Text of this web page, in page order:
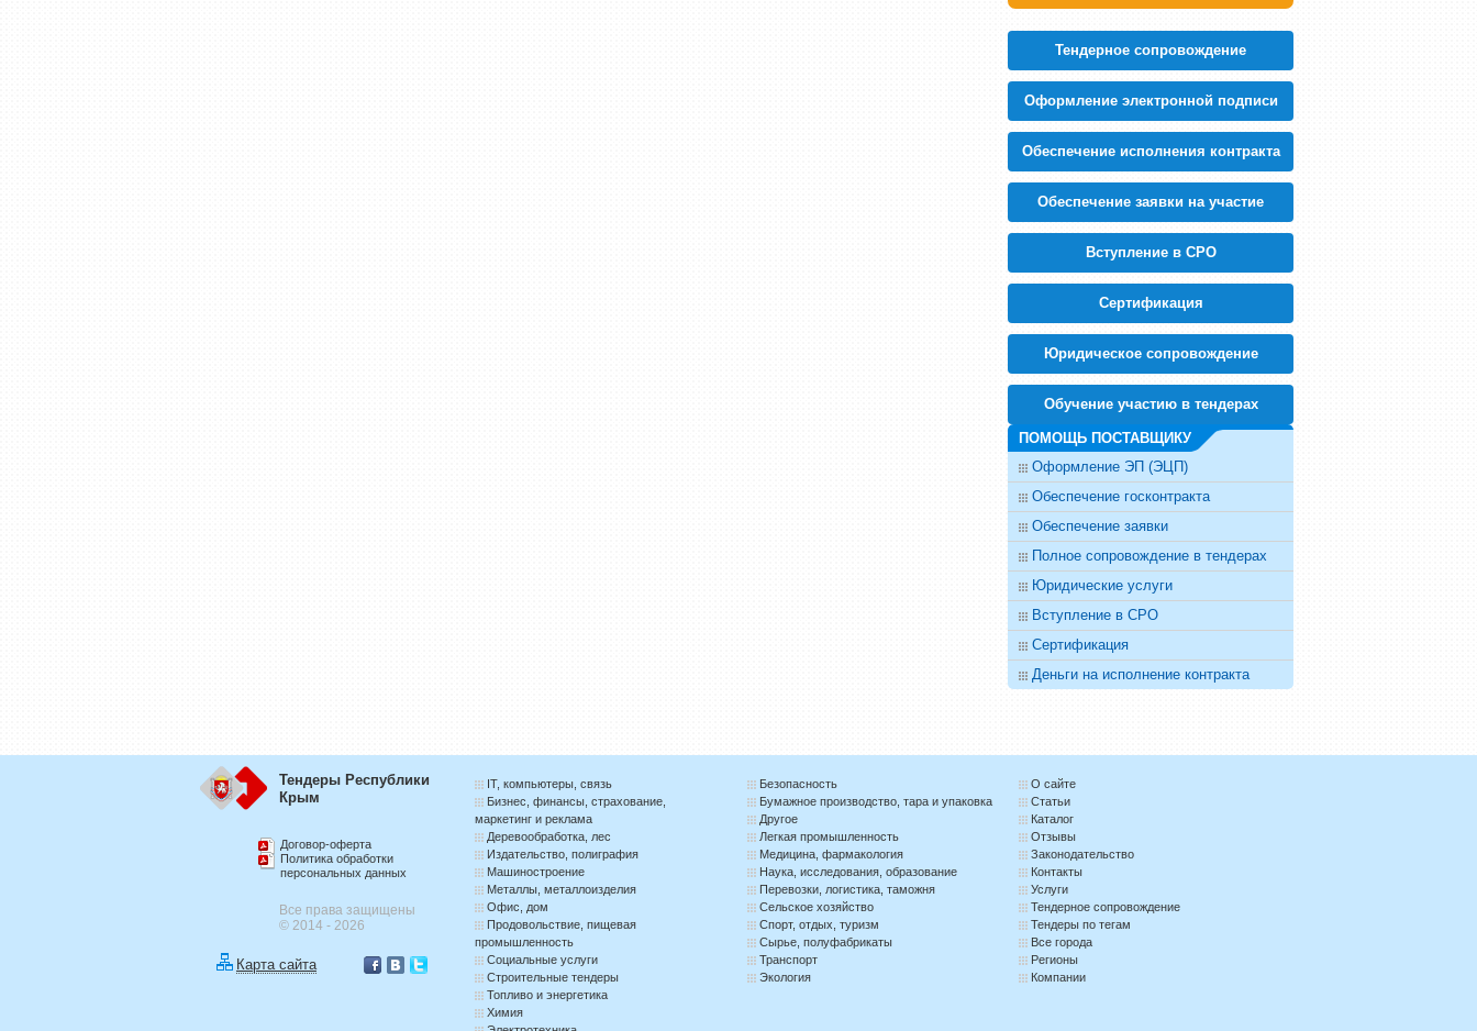
Экология
- 28
Электротехника
- 39
IT, компьютеры, связь
Безопасность
- 35
Бизнес, финансы, страхование, маркетинг и реклама
- 59
Бумажное производство, тара и упаковка
- 95
Тендерное сопровождение
Оформление электронной подписи
Обеспечение исполнения контракта
Обеспечение заявки на участие
Вступление в СРО
Cертификация
Юридическое сопровождение
Обучение участию в тендерах
ПОМОЩЬ ПОСТАВЩИКУ
Оформление ЭП (ЭЦП)
Обеспечение госконтракта
Обеспечение заявки
Полное сопровождение в тендерах
Юридические услуги
Вступление в СРО
Сертификация
Деньги на исполнение контракта
IT, компьютеры, связь
Бизнес, финансы, страхование,
маркетинг и реклама
Деревообработка, лес
Издательство, полиграфия
Машиностроение
Металлы, металлоизделия
Офис, дом
Продовольствие, пищевая
промышленность
Социальные услуги
Строительные тендеры
Топливо и энергетика
Химия
Безопасность
Бумажное производство, тара и упаковка
Другое
Легкая промышленность
Медицина, фармакология
Наука, исследования, образование
Перевозки, логистика, таможня
Сельское хозяйство
Спорт, отдых, туризм
Сырье, полуфабрикаты
Транспорт
Экология
О сайте
Статьи
Каталог
Отзывы
Законодательство
Контакты
Услуги
Тендерное сопровождение
Тендеры по тегам
Все города
Регионы
Компании
Тендеры Республики
Крым
Договор-оферта
Политика обработки
персональных данных
Все права защищены
© 2014 - 2026
Карта сайта